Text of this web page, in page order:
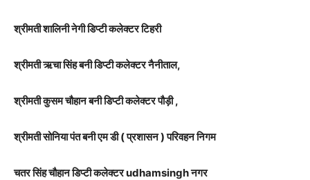
श्रीमती शालिनी नेगी डिप्टी कलेक्टर टिहरी
श्रीमती ऋचा सिंह बनी डिप्टी कलेक्टर नैनीताल,
श्रीमती कुसम चौहान बनी डिप्टी कलेक्टर पौड़ी ,
श्रीमती सोनिया पंत बनी एम डी ( प्रशासन ) परिवहन निगम
चतर सिंह चौहान डिप्टी कलेक्टर udhamsingh नगर